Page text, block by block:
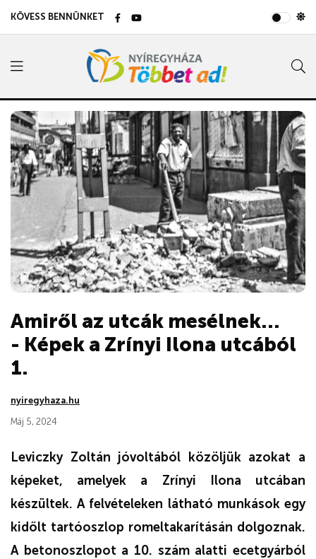
KÖVESS BENNÜNKET
Amiről az utcák mesélnek...
- Képek a Zrínyi Ilona utcából
1.
nyiregyhaza.hu
Máj 5, 2024
Leviczky Zoltán jóvoltából közöljük azokat a
képeket, amelyek a Zrínyi Ilona utcában
készültek. A felvételeken látható munkások egy
kidőlt tartóoszlop romeltakarításán dolgoznak.
A betonoszlopot a 10. szám alatti ecetgyárból